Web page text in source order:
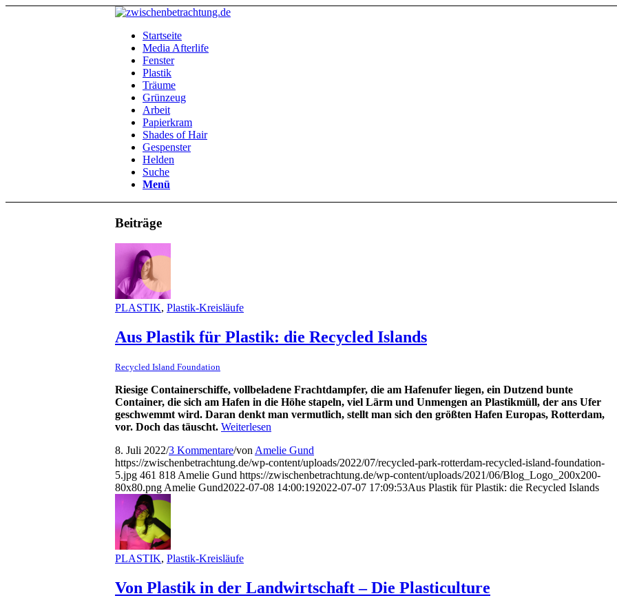
Startseite
Media Afterlife
Fenster
Plastik
Träume
Grünzeug
Arbeit
Papierkram
Shades of Hair
Gespenster
Helden
Suche
Menü
Beiträge
PLASTIK, Plastik-Kreisläufe
Aus Plastik für Plastik: die Recycled Islands
Recycled Island Foundation
Riesige Containerschiffe, vollbeladene Frachtdampfer, die am Hafenufer liegen, ein Dutzend bunte
Container, die sich am Hafen in die Höhe stapeln, viel Lärm und Unmengen an Plastikmüll, der ans Ufer
geschwemmt wird. Daran denkt man vermutlich, stellt man sich den größten Hafen Europas, Rotterdam,
vor. Doch das täuscht. Weiterlesen
8. Juli 2022/3 Kommentare/von Amelie Gund
https://zwischenbetrachtung.de/wp-content/uploads/2022/07/recycled-park-rotterdam-recycled-island-foundation-
5.jpg 461 818 Amelie Gund https://zwischenbetrachtung.de/wp-content/uploads/2021/06/Blog_Logo_200x200-
80x80.png Amelie Gund2022-07-08 14:00:192022-07-07 17:09:53Aus Plastik für Plastik: die Recycled Islands
PLASTIK, Plastik-Kreisläufe
Von Plastik in der Landwirtschaft – Die Plasticulture